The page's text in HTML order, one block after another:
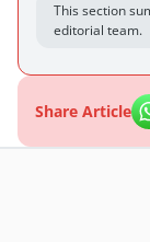
This section
editorial team.
Share Article